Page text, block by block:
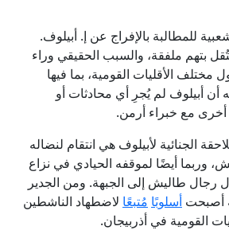
للمطالبة بالإفراج عن إ. أبيلوف.
بتهم ملفقة، والسبب الحقيقي وراء
مختلف الأقليات القومية، بما فيها
أن أبيلوف لم يُجرِ أي محادثات أو
أخرى مع خبراء أرمن.
الجنائية لأبيلوف هي انتقام لنضاله
وربما أيضًا لموقفه الحيادي في نزاع
رجال طاليش إلى الجبهة. ومن الجدير
أصبحت أسلوبا متبعا لاضطهاد الناشطين
القومية في أذربيجان.